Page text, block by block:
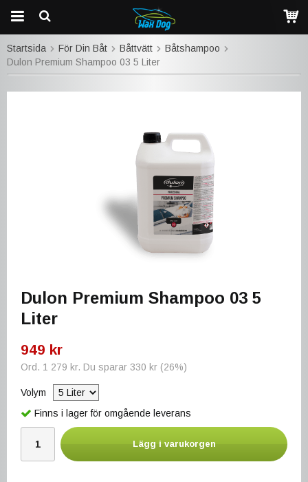
Startsida För Din Båt Båttvätt
Båtshampoo
Dulon Premium Shampoo 03 5 Liter
Dulon Premium Shampoo 03 5
Liter
949 kr
Ord. 1 279 kr. Du sparar 330 kr (26%)
Volym
Finns i lager för omgående leverans
Lägg i varukorgen